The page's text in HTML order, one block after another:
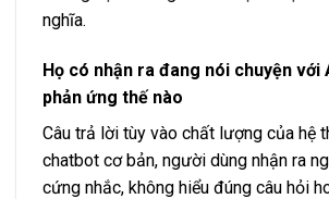
nghĩa.
Họ có nhận ra đang nói chuyện với
phản ứng thế nào
Câu trả lời tùy vào chất lượng của hệ
chatbot cơ bản, người dùng nhận ra
cứng nhắc, không hiểu đúng câu hỏi